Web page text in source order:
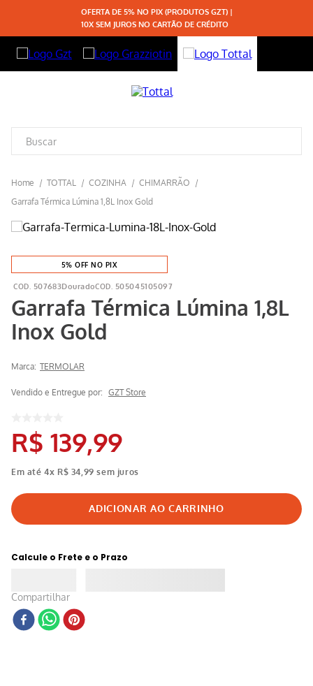
OFERTA DE 5% NO PIX (PRODUTOS GZT) |
10X SEM JUROS NO CARTÃO DE CRÉDITO
TOTTAL COZINHA
CHIMARRÃO
Garrafa Térmica Lúmina 1,8L Inox Gold
5% OFF NO PIX
507683Dourado 505045105097
Garrafa Térmica Lúmina 1,8L
Inox Gold
Marca: TERMOLAR
Vendido e Entregue por: GZT Store
R$ 139,99
Em até4x R$ 34 99 sem juros
Calcule o Frete e o Prazo
Compartilhar